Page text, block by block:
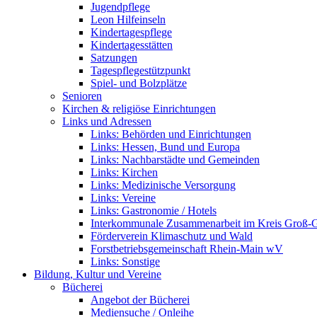
Jugendpflege
Leon Hilfeinseln
Kindertagespflege
Kindertagesstätten
Satzungen
Tagespflegestützpunkt
Spiel- und Bolzplätze
Senioren
Kirchen & religiöse Einrichtungen
Links und Adressen
Links: Behörden und Einrichtungen
Links: Hessen, Bund und Europa
Links: Nachbarstädte und Gemeinden
Links: Kirchen
Links: Medizinische Versorgung
Links: Vereine
Links: Gastronomie / Hotels
Interkommunale Zusammenarbeit im Kreis Groß-
Förderverein Klimaschutz und Wald
Forstbetriebsgemeinschaft Rhein-Main wV
Links: Sonstige
Bildung, Kultur und Vereine
Bücherei
Angebot der Bücherei
Mediensuche / Onleihe